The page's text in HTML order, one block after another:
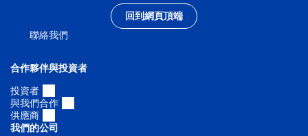
回到網頁頂端
聯絡我們
合作夥伴與投資者
投資者
與我們合作
供應商
我們的公司